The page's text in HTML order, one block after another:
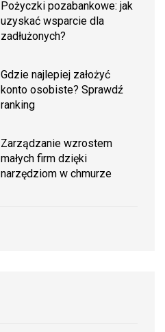
Pożyczki pozabankowe: jak
uzyskać wsparcie dla
zadłużonych?
Gdzie najlepiej założyć
konto osobiste? Sprawdź
ranking
Zarządzanie wzrostem
małych firm dzięki
narzędziom w chmurze